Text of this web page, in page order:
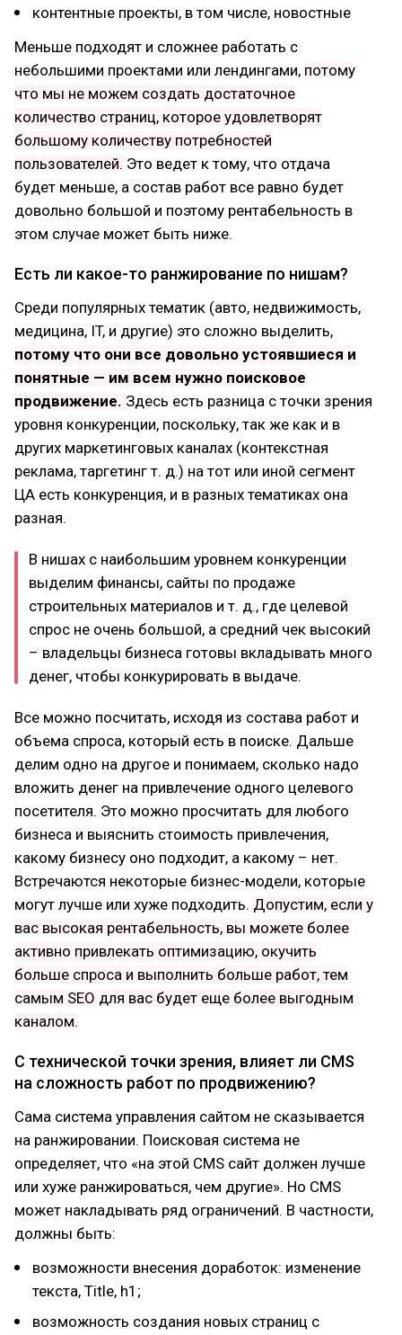
контентные проекты, в том числе, новостные
Меньше подходят и сложнее работать с
небольшими проектами или лендингами, потому
что мы не можем создать достаточное
количество страниц, которое удовлетворят
большому количеству потребностей
пользователей. Это ведет к тому, что отдача
будет меньше, а состав работ все равно будет
довольно большой и поэтому рентабельность в
этом случае может быть ниже.
Есть ли какое-то ранжирование по нишам?
Среди популярных тематик (авто, недвижимость,
медицина, IT, и другие) это сложно выделить,
потому что они все довольно устоявшиеся и
понятные — им всем нужно поисковое
продвижение. Здесь есть разница с точки зрения
уровня конкуренции, поскольку, так же как и в
других маркетинговых каналах (контекстная
реклама, таргетинг т. д.) на тот или иной сегмент
ЦА есть конкуренция, и в разных тематиках она
разная.
В нишах с наибольшим уровнем конкуренции
выделим финансы, сайты по продаже
строительных материалов и т. д., где целевой
спрос не очень большой, а средний чек высокий
– владельцы бизнеса готовы вкладывать много
денег, чтобы конкурировать в выдаче.
Все можно посчитать, исходя из состава работ и
объема спроса, который есть в поиске. Дальше
делим одно на другое и понимаем, сколько надо
вложить денег на привлечение одного целевого
посетителя. Это можно просчитать для любого
бизнеса и выяснить стоимость привлечения,
какому бизнесу оно подходит, а какому – нет.
Встречаются некоторые бизнес-модели, которые
могут лучше или хуже подходить. Допустим, если у
вас высокая рентабельность, вы можете более
активно привлекать оптимизацию, окучить
больше спроса и выполнить больше работ, тем
самым SEO для вас будет еще более выгодным
каналом.
С технической точки зрения, влияет ли CMS
на сложность работ по продвижению?
Сама система управления сайтом не сказывается
на ранжировании. Поисковая система не
определяет, что «на этой CMS сайт должен лучше
или хуже ранжироваться, чем другие». Но CMS
может накладывать ряд ограничений. В частности,
должны быть:
возможности внесения доработок: изменение
текста, Title, h1;
возможность создания новых страниц с